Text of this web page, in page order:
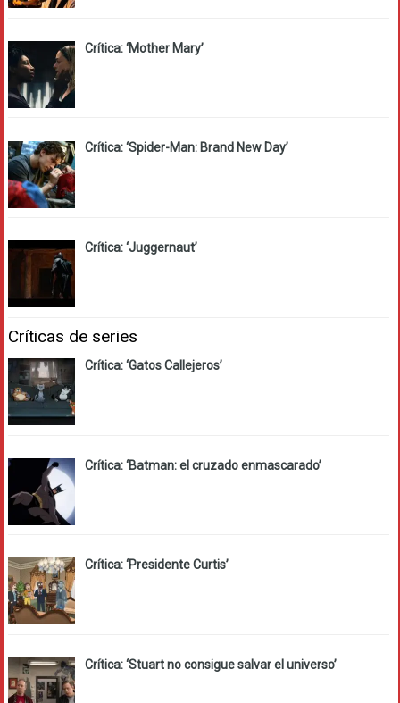
Crítica: ‘Mother Mary’
Crítica: ‘Spider-Man: Brand New Day’
Crítica: ‘Juggernaut’
Críticas de series
Crítica: ‘Gatos Callejeros’
Crítica: ‘Batman: el cruzado enmascarado’
Crítica: ‘Presidente Curtis’
Crítica: ‘Stuart no consigue salvar el universo’